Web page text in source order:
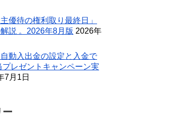
主優待の権利取り最終日」
説 。2026年8月版 2026年
動入出金の設定と入金で
レゼントキャンペーン実
7月1日